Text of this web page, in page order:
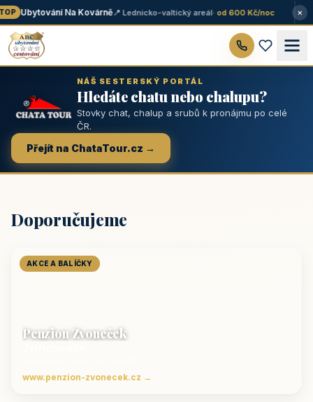
Ubytování Na Kovárně📍 Lednicko-valtický areál· od 600 Kč/noc ×
NÁŠ SESTERSKÝ PORTÁL
Hledáte chatu nebo chalupu?
Stovky chat, chalup a srubů k pronájmu po celé
ČR.
Přejít na ChataTour.cz →
Doporučujeme
AKCE A BALÍČKY
Penzion Zvoneček
www.penzion-zvonecek.cz →